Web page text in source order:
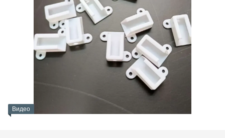
Видео